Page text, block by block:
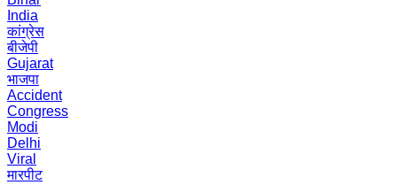
India
कांग्रेस
बीजेपी
Gujarat
भाजपा
Accident
Congress
Modi
Delhi
Viral
मारपीट